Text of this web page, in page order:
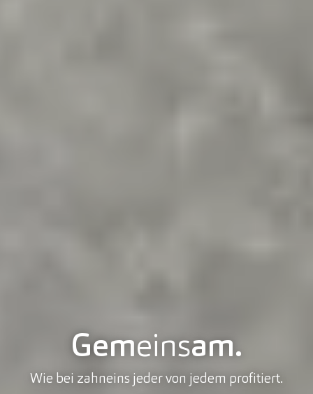
Gemeinsam.
Wie bei zahneins jeder von jedem profitiert.